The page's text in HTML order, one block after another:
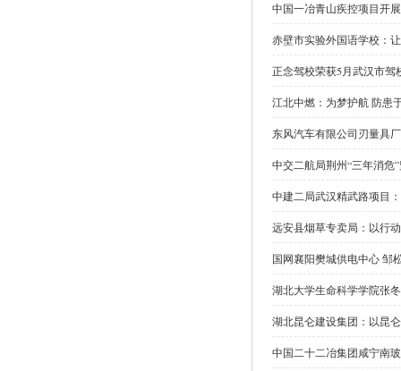
中国一冶青山疾控项目开
赤壁市实验外国语学校：
正念驾校荣获5月武汉市驾
江北中燃：为梦护航 防患
东风汽车有限公司刃量具
中交二航局荆州“三年消危
中建二局武汉精武路项目
远安县烟草专卖局：以行
国网襄阳樊城供电中心 邹
湖北大学生命科学学院张
湖北昆仑建设集团：以昆
中国二十二冶集团咸宁南